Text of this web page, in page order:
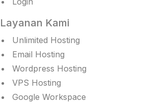
Layanan Kami
Unlimited Hosting
Email Hosting
Wordpress Hosting
VPS Hosting
Google Workspace